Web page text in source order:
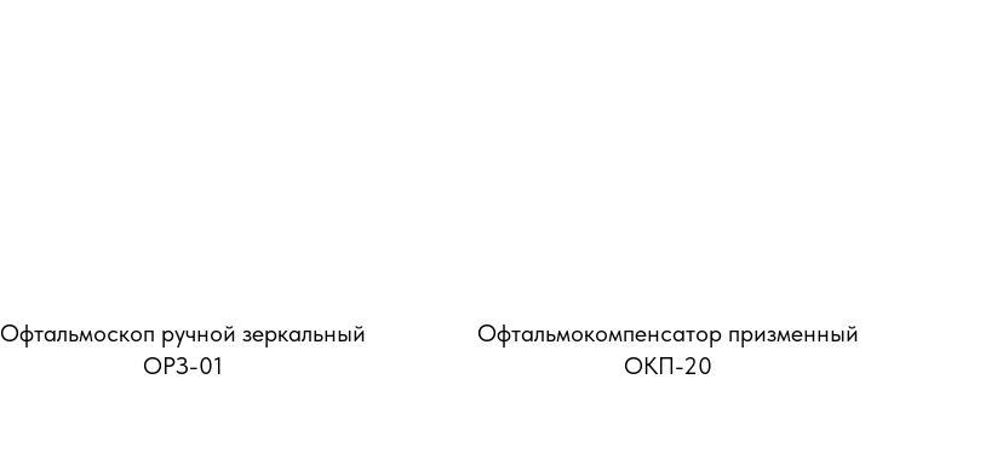
Офтальмоскоп ручной зеркальный
ОРЗ-01
Офтальмокомпенсатор призменный
ОКП-20